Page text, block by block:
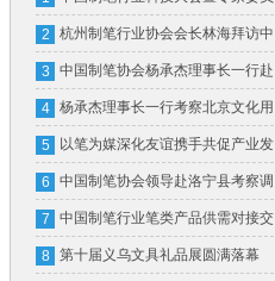
会换届大会在北京隆重召开
2 杭州制笔行业协会会长林海拜访中
国制笔协会
3 中国制笔协会杨承杰理事长一行赴
横琴粤澳深度合作区和广东省文化
用品行业协会考察交流
4 杨承杰理事长一行考察北京文化用
品行业协会并开展座谈交流
5 以笔为媒深化友谊携手共促产业发
展
6 中国制笔协会领导赴洛宁县考察调
研
7 中国制笔行业笔类产品供需对接交
流会在义乌成功举办
8 第十届义乌文具礼品展圆满落幕